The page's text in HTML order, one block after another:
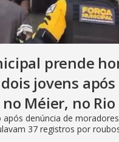
prende
jovens
Méier, no Rio
denúncia de
37 registros por